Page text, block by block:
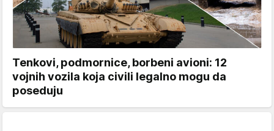
Tenkovi, podmornice, borbeni avioni: 12
vojnih vozila koja civili legalno mogu da
poseduju